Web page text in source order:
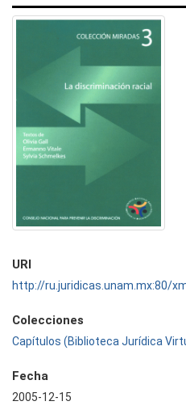
URI
http://ru.juridicas.unam.mx:80/
Colecciones
Capítulos (Biblioteca Jurídica
Fecha
2005-12-15